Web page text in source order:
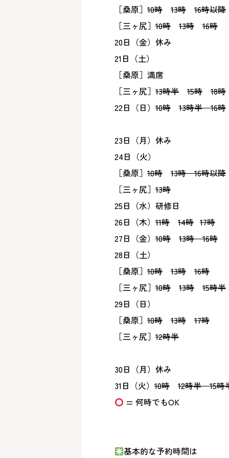
［桑原］ 10時 13時
16時以降
［三ヶ尻］ 10時 13時
16時
20日（金）休み
21日（土）
［桑原］満席
［三ヶ尻］ 13時半 15時
18時
22日（日） 10時 13時半16時
23日（月）休み
24日（火）
［桑原］ 10時 13時16時以降
［三ヶ尻］ 13時
25日（水）研修日
26日（木） 11時 14時 17時
27日（金） 10時 13時16時
28日（土）
［桑原］ 10時 13時
16時
［三ヶ尻］ 10時 13時
15時半
29日（日）
［桑原］ 10時 13時
17時
［三ヶ尻］ 12時半
30日（月）休み
31日（火） 10時 12時半15時
= 何時でもOK
基本的な予約時間は